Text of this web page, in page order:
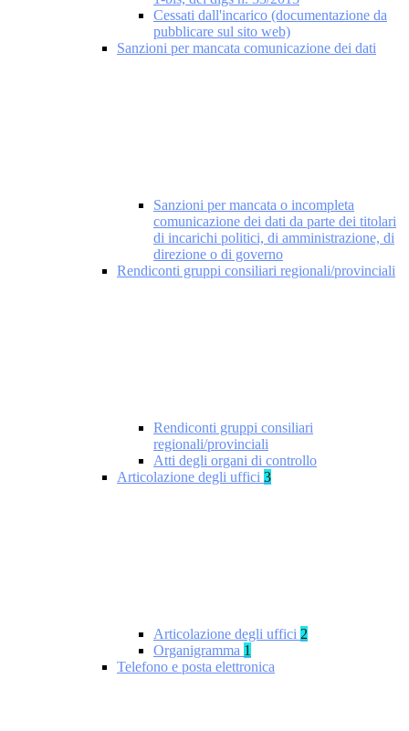
Cessati dall'incarico (documentazione da
pubblicare sul sito web)
Sanzioni per mancata comunicazione dei dati
Sanzioni per mancata o incompleta
comunicazione dei dati da parte dei titolari
di incarichi politici, di amministrazione, di
direzione o di governo
Rendiconti gruppi consiliari regionali/provinciali
Rendiconti gruppi consiliari
regionali/provinciali
Atti degli organi di controllo
Articolazione degli uffici 3
Articolazione degli uffici 2
Organigramma 1
Telefono e posta elettronica